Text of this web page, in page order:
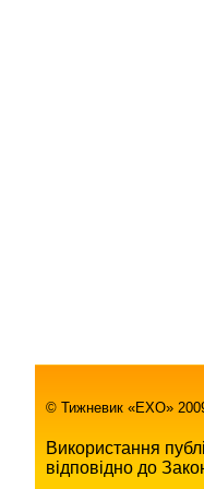
© Тижневик «EХO»
Використання
відповідно до